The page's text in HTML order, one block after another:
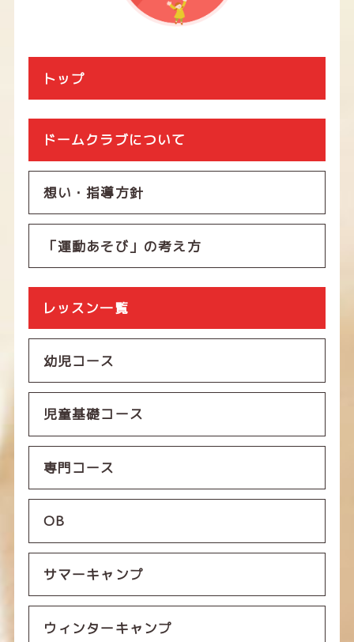
トップ
ドームクラブについて
想い・指導方針
「運動あそび」の考え方
レッスン一覧
幼児コース
児童基礎コース
専門コース
OB
サマーキャンプ
ウィンターキャンプ